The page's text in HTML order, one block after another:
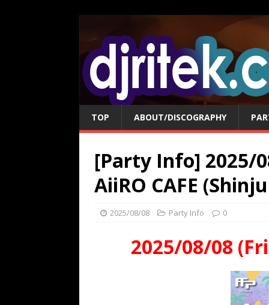
TOP ABOUT/DISCOGRAPHY
[Party Info] 2025/
AiiRO CAFE
2025/08/08 Party Info 0
2025/08/08